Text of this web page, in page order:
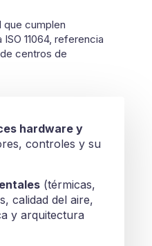
que cumplen
11064, referencia
centros de
hardware y
controles y su
(térmicas,
calidad del aire,
y arquitectura